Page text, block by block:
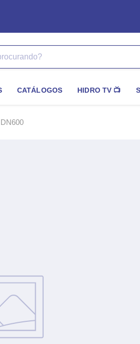
CATÁLOGOS HIDRO TV 📺